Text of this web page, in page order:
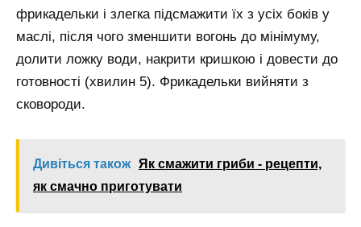
фрикадельки і злегка підсмажити їх з усіх боків у
маслі, після чого зменшити вогонь до мінімуму,
долити ложку води, накрити кришкою і довести до
готовності (хвилин 5). Фрикадельки вийняти з
сковороди.
Дивіться також Як смажити гриби - рецепти,
як смачно приготувати